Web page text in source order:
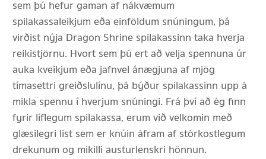
sem þú hefur gaman af nákvæmum
spilakassaleikjum eða einföldum snúningum, þá
virðist nýja Dragon Shrine spilakassinn taka hverja
reikistjörnu. Hvort sem þú ert að velja spennuna úr
auka kveikjum eða jafnvel ánægjuna af mjög
tímasettri greiðslulínu, þá býður spilakassinn upp á
mikla spennu í hverjum snúningi. Frá því að ég finn
fyrir líflegum spilakassa, erum við velkomin með
glæsilegri list sem er knúin áfram af stórkostlegum
drekunum og mikilli austurlenskri hönnun.